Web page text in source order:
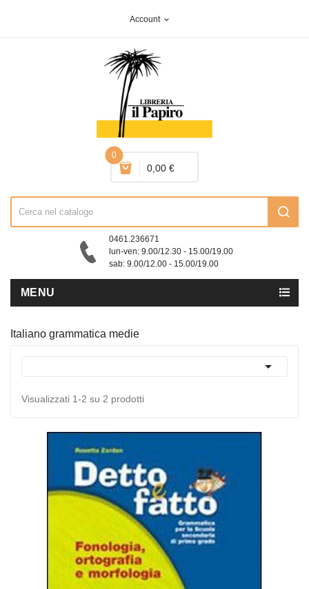
Account expand_more
0
0,00 €
0461.236671
lun-ven: 9.00/12.30 - 15.00/19.00
sab: 9.00/12.00 - 15.00/19.00
MENU
Italiano grammatica medie

Visualizzati 1-2 su 2 prodotti